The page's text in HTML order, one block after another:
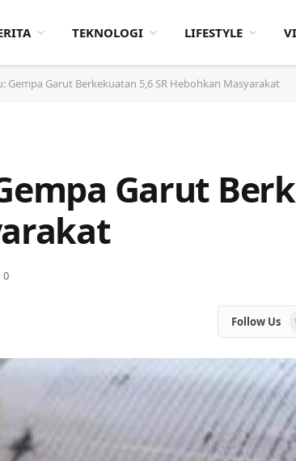
TEKNOLOGI LIFESTYLE
Gempa Garut Berkekuatan 5,6 SR Hebohkan Masyarakat
Garut
0
Follow Us